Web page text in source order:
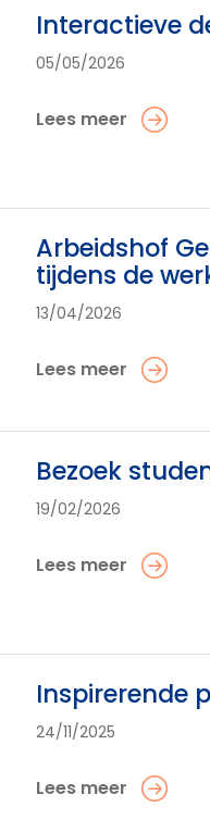
Interactieve
05/05/2026
Lees meer
Arbeidshof
tijdens de
13/04/2026
Lees meer
Bezoek
19/02/2026
Lees meer
Inspirerende
24/11/2025
Lees meer